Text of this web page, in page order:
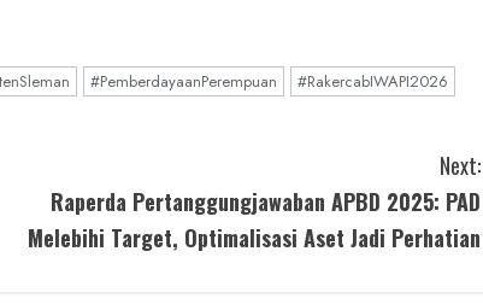
#PemberdayaanPerempuan
#RakercabIWAPI2026
Next:
Raperda Pertanggungjawaban APBD 2025: PAD
Melebihi Target, Optimalisasi Aset Jadi Perhatian